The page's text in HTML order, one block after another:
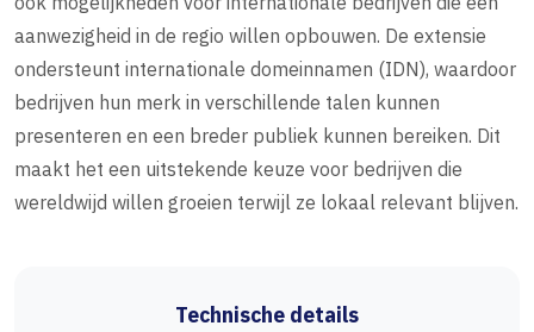
aanwezigheid in de regio willen opbouwen. De extensie
ondersteunt internationale domeinnamen (IDN), waardoor
bedrijven hun merk in verschillende talen kunnen
presenteren en een breder publiek kunnen bereiken. Dit
maakt het een uitstekende keuze voor bedrijven die
wereldwijd willen groeien terwijl ze lokaal relevant blijven.
Technische details